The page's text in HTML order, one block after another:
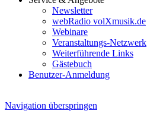
Newsletter
webRadio volXmusik.de
Webinare
Veranstaltungs-Netzwerk
Weiterführende Links
Gästebuch
Benutzer-Anmeldung
Navigation überspringen